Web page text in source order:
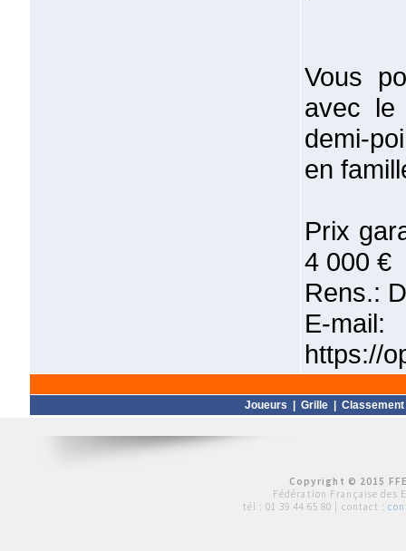
Vous
avec le
demi-
en
Prix
4 000 €
Rens.:
E-
https://
Joueurs Grille Classement
Copyright © 2015
Fédération Française des
tél : 01 39 44 65 80 | contact :